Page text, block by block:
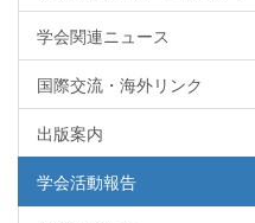
学会関連ニュース
国際交流・海外リンク
出版案内
学会活動報告